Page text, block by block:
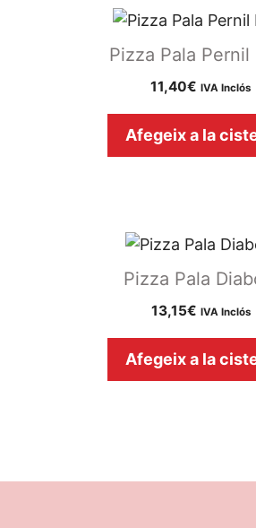
Pizza Pala Pernil
11,40€ IVA Inclós
Afegeix a la
Pizza Pala
13,15€ IVA Inclós
Afegeix a la